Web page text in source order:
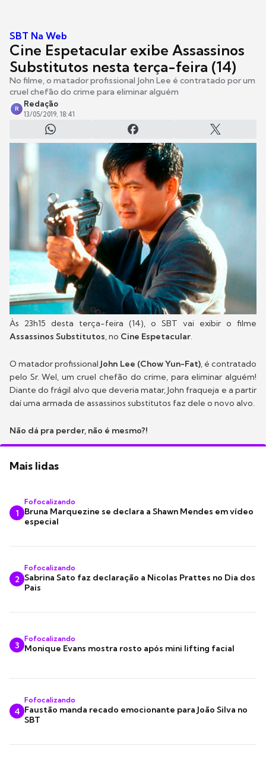
SBT Na Web
Cine Espetacular exibe Assassinos
Substitutos nesta terça-feira (14)
No filme, o matador profissional John Lee é contratado por um
cruel chefão do crime para eliminar alguém
R
Redação
13/05/2019, 18:41
Às 23h15 desta terça-feira (14), o SBT vai exibir o filme
Assassinos Substitutos, no Cine Espetacular.
O matador profissionalJohn Lee (Chow Yun-Fat), é contratado
pelo Sr. Wel, um cruel chefão do crime, para eliminar alguém!
Diante do frágil alvo que deveria matar, John fraqueja e a partir
daí uma armada de assassinos substitutos faz dele o novo alvo.
Não dá pra perder, não é mesmo?!
Mais lidas
1
Fofocalizando
Bruna Marquezine se declara a Shawn Mendes em vídeo
especial
2
Fofocalizando
Sabrina Sato faz declaração a Nicolas Prattes no Dia dos
Pais
3
Fofocalizando
Monique Evans mostra rosto após mini lifting facial
4
Fofocalizando
Faustão manda recado emocionante para João Silva no
SBT